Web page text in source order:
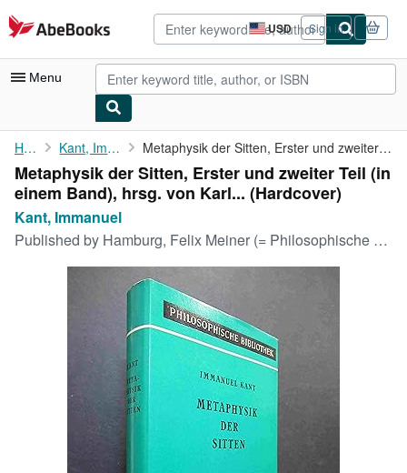
Skip to main content
AbeBooks.com USD
Site
shopping
preferences
Sign in
Menu
My Account
My Purchases
Advanced Search
Browse Collections
Start Selling
Home Kant, Immanuel Metaphysik der Sitten, Erster und zweiter Teil (in einem Band), ...
Metaphysik der Sitten, Erster und zweiter Teil (in
einem Band), hrsg. von Karl... (Hardcover)
Kant, Immanuel
Published by Hamburg, Felix Meiner (= Philosophische Bibliothek - hier: Der Philosophischen Bibliothek Band 45) 1959, 1959